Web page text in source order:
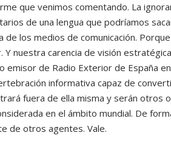
que venimos comentando. La
de una lengua que podríamos
de los medios de comunicación.
Y nuestra carencia de visión
emisor de Radio Exterior de España
informativa capaz de
fuera de ella misma y serán
en el ámbito mundial. De
de otros agentes. Vale.